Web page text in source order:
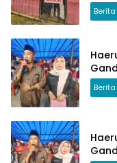
Berita
Berita